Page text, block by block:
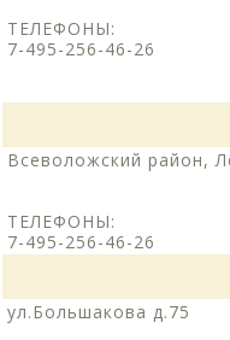
ТЕЛЕФОНЫ:
7-495-256-46-26
Всеволожский район,
ТЕЛЕФОНЫ:
7-495-256-46-26
ул.Большакова д.75